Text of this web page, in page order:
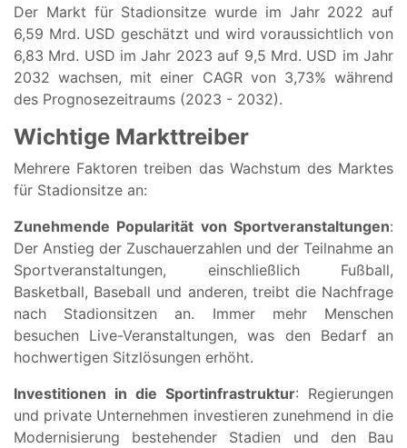
Der Markt für Stadionsitze wurde im Jahr 2022 auf
6,59 Mrd. USD geschätzt und wird voraussichtlich von
6,83 Mrd. USD im Jahr 2023 auf 9,5 Mrd. USD im Jahr
2032 wachsen, mit einer CAGR von 3,73% während
des Prognosezeitraums (2023 - 2032).
Wichtige Markttreiber
Mehrere Faktoren treiben das Wachstum des Marktes
für Stadionsitze an:
Zunehmende Popularität von Sportveranstaltungen:
Der Anstieg der Zuschauerzahlen und der Teilnahme an
Sportveranstaltungen, einschließlich Fußball,
Basketball, Baseball und anderen, treibt die Nachfrage
nach Stadionsitzen an. Immer mehr Menschen
besuchen Live-Veranstaltungen, was den Bedarf an
hochwertigen Sitzlösungen erhöht.
Investitionen in die Sportinfrastruktur: Regierungen
und private Unternehmen investieren zunehmend in die
Modernisierung bestehender Stadien und den Bau